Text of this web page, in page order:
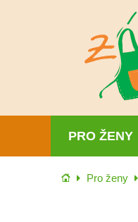
PRO ŽENY
Úvod Pro ženy